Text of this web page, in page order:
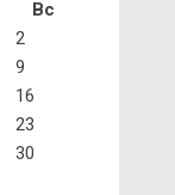
Вс
2
9
16
23
30